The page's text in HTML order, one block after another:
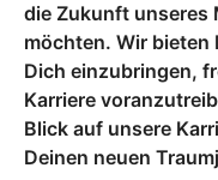
die Zukunft unseres
möchten. Wir bieten
Dich einzubringen,
Karriere
Blick auf unsere
Deinen neuen